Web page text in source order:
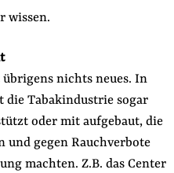
wissen.
nichts neues. In
die Tabakindustrie sogar
oder mit aufgebaut, die
gegen Rauchverbote
machten. Z.B. das Center